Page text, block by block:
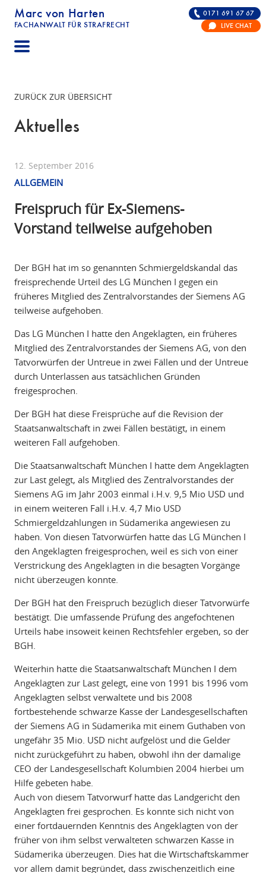
Marc von Harten
FACHANWALT FÜR STRAFRECHT
STRAFRECHT | RECHTSANWALT FÜR DIE
0171 691 67 67
LIVE CHAT
ZURÜCK ZUR ÜBERSICHT
Aktuelles
12. September 2016
ALLGEMEIN
Freispruch für Ex-Siemens-
Vorstand teilweise aufgehoben
Der BGH hat im so genannten Schmiergeldskandal das
freisprechende Urteil des LG München I gegen ein
früheres Mitglied des Zentralvorstandes der Siemens AG
teilweise aufgehoben.
Das LG München I hatte den Angeklagten, ein früheres
Mitglied des Zentralvorstandes der Siemens AG, von den
Tatvorwürfen der Untreue in zwei Fällen und der Untreue
durch Unterlassen aus tatsächlichen Gründen
freigesprochen.
Der BGH hat diese Freisprüche auf die Revision der
Staatsanwaltschaft in zwei Fällen bestätigt, in einem
weiteren Fall aufgehoben.
Die Staatsanwaltschaft München I hatte dem Angeklagten
zur Last gelegt, als Mitglied des Zentralvorstandes der
Siemens AG im Jahr 2003 einmal i.H.v. 9,5 Mio USD und
in einem weiteren Fall i.H.v. 4,7 Mio USD
Schmiergeldzahlungen in Südamerika angewiesen zu
haben. Von diesen Tatvorwürfen hatte das LG München I
den Angeklagten freigesprochen, weil es sich von einer
Verstrickung des Angeklagten in die besagten Vorgänge
nicht überzeugen konnte.
Der BGH hat den Freispruch bezüglich dieser Tatvorwürfe
bestätigt. Die umfassende Prüfung des angefochtenen
Urteils habe insoweit keinen Rechtsfehler ergeben, so der
BGH.
Weiterhin hatte die Staatsanwaltschaft München I dem
Angeklagten zur Last gelegt, eine von 1991 bis 1996 vom
Angeklagten selbst verwaltete und bis 2008
fortbestehende schwarze Kasse der Landesgesellschaften
der Siemens AG in Südamerika mit einem Guthaben von
ungefähr 35 Mio. USD nicht aufgelöst und die Gelder
nicht zurückgeführt zu haben, obwohl ihn der damalige
CEO der Landesgesellschaft Kolumbien 2004 hierbei um
Hilfe gebeten habe.
Auch von diesem Tatvorwurf hatte das Landgericht den
Angeklagten frei gesprochen. Es konnte sich nicht von
einer fortdauernden Kenntnis des Angeklagten von der
früher von ihm selbst verwalteten schwarzen Kasse in
Südamerika überzeugen. Dies hat die Wirtschaftskammer
vor allem damit begründet, dass zwischenzeitlich eine